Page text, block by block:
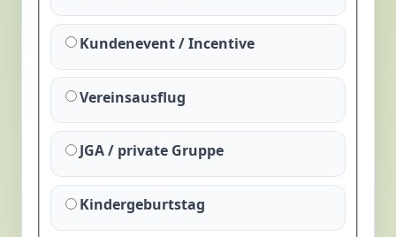
Kundenevent / Incentive
Vereinsausflug
JGA / private Gruppe
Kindergeburtstag